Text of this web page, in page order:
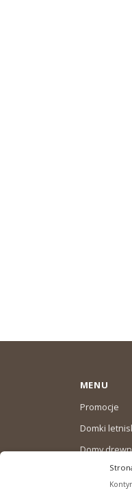
MENU
Promocje
Domki
Domy
Domki